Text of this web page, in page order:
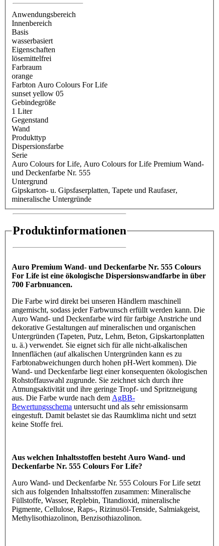
Anwendungsbereich
Innenbereich
Basis
wasserbasiert
Eigenschaften
lösemittelfrei
Farbraum
orange
Farbton Auro Colours For Life
sunset yellow 05
Gebindegröße
1 Liter
Gegenstand
Wand
Produkttyp
Dispersionsfarbe
Serie
Auro Colours for Life, Auro Colours for Life Premium Wand-
und Deckenfarbe Nr. 555
Untergrund
Gipskarton- u. Gipsfaserplatten, Tapete und Raufaser,
mineralische Untergründe
Produktinformationen
Auro Premium Wand- und Deckenfarbe Nr. 555 Colours
For Life ist eine ökologische Dispersionswandfarbe in über
700 Farbnuancen.
Die Farbe wird direkt bei unseren Händlern maschinell
angemischt, sodass jeder Farbwunsch erfüllt werden kann. Die
Auro Wand- und Deckenfarbe wird für farbige Anstriche und
dekorative Gestaltungen auf mineralischen und organischen
Untergründen (Tapeten, Putz, Lehm, Beton, Gipskartonplatten
u. ä.) verwendet. Sie eignet sich für alle nicht-alkalischen
Innenflächen (auf alkalischen Untergründen kann es zu
Farbtonabweichungen durch hohen pH-Wert kommen). Die
Wand- und Deckenfarbe liegt einer konsequenten ökologischen
Rohstoffauswahl zugrunde. Sie zeichnet sich durch ihre
Atmungsaktivität und ihre geringe Tropf- und Spritzneigung
aus. Die Farbe wurde nach dem AgBB-
Bewertungsschema untersucht und als sehr emissionsarm
eingestuft. Damit belastet sie das Raumklima nicht und setzt
keine Stoffe frei.
Aus welchen Inhaltsstoffen besteht Auro Wand- und
Deckenfarbe Nr. 555 Colours For Life?
Auro Wand- und Deckenfarbe Nr. 555 Colours For Life setzt
sich aus folgenden Inhaltsstoffen zusammen: Mineralische
Füllstoffe, Wasser, Replebin, Titandioxid, mineralische
Pigmente, Cellulose, Raps-, Rizinusöl-Tenside, Salmiakgeist,
Methylisothiazolinon, Benzisothiazolinon.